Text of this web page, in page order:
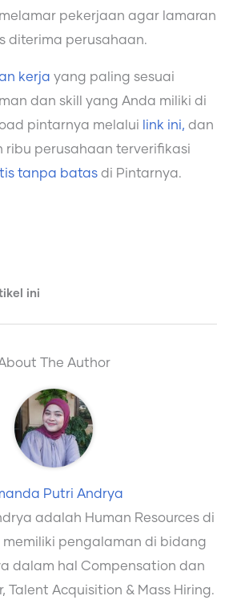
pekerjaan agar lamaran
diterima perusahaan.
kerja yang paling sesuai
dan skill yang Anda miliki di
pintarnya melalui
link ini, dan
ribu perusahaan terverifikasi
tanpa batas di Pintarnya.
ini
The Author
Putri Andrya
adalah Human Resources di
memiliki pengalaman di bidang
dalam hal Compensation dan
Talent Acquisition & Mass Hiring.